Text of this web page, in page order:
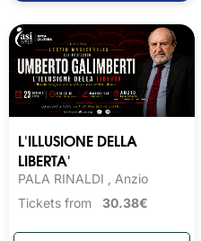
L'ILLUSIONE DELLA
LIBERTA'
PALA RINALDI , Anzio
Tickets from 30.38€